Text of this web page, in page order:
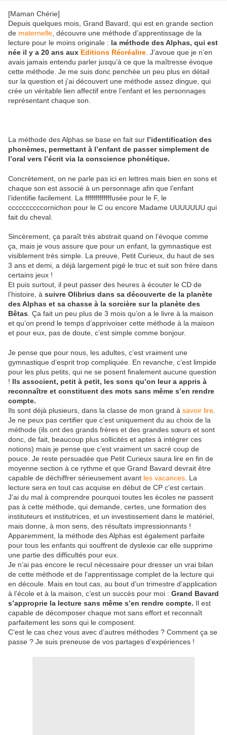
[Maman Chérie]
Depuis quelques mois, Grand Bavard, qui est en grande section
de maternelle , découvre une méthode d’apprentissage de la
lecture pour le moins originale : la méthode des Alphas, qui est
née il y a 20 ans aux Editions Récréalire . J’avoue que je n’en
avais jamais entendu parler jusqu’à ce que la maîtresse évoque
cette méthode. Je me suis donc penchée un peu plus en détail
sur la question et j’ai découvert une méthode assez dingue, qui
crée un véritable lien affectif entre l’enfant et les personnages
représentant chaque son.
La méthode des Alphas se base en fait sur l’identification des
phonèmes, permettant à l’enfant de passer simplement de
l’oral vers l’écrit via la conscience phonétique.
Concrètement, on ne parle pas ici en lettres mais bien en sons et
chaque son est associé à un personnage afin que l’enfant
l’identifie facilement. La fffffffffffffusée pour le F, le
ccccccccccornichon pour le C ou encore Madame UUUUUUU qui
fait du cheval.
Sincèrement, ça paraît très abstrait quand on l’évoque comme
ça, mais je vous assure que pour un enfant, la gymnastique est
visiblement très simple. La preuve, Petit Curieux, du haut de ses
3 ans et demi, a déjà largement pigé le truc et suit son frère dans
certains jeux !
Et puis surtout, il peut passer des heures à écouter le CD de
l’histoire, à suivre Olibrius dans sa découverte de la planète
des Alphas et sa chasse à la sorcière sur la planète des
Bêtas . Ça fait un peu plus de 3 mois qu’on a le livre à la maison
et qu’on prend le temps d’apprivoiser cette méthode à la maison
et pour eux, pas de doute, c’est simple comme bonjour.
Je pense que pour nous, les adultes, c’est vraiment une
gymnastique d’esprit trop compliquée. En revanche, c’est limpide
pour les plus petits, qui ne se posent finalement aucune question
! Ils associent, petit à petit, les sons qu’on leur a appris à
reconnaître et constituent des mots sans même s’en rendre
compte.
Ils sont déjà plusieurs, dans la classe de mon grand à savoir lire
Je ne peux pas certifier que c’est uniquement du au choix de la
méthode (ils ont des grands frères et des grandes sœurs et sont
donc, de fait, beaucoup plus sollicités et aptes à intégrer ces
notions) mais je pense que c’est vraiment un sacré coup de
pouce. Je reste persuadée que Petit Curieux saura lire en fin de
moyenne section à ce rythme et que Grand Bavard devrait être
capable de déchiffrer sérieusement avant les vacances . La
lecture sera en tout cas acquise en début de CP c’est certain.
J’ai du mal à comprendre pourquoi toutes les écoles ne passent
pas à cette méthode, qui demande, certes, une formation des
instituteurs et institutrices, et un investissement dans le matériel,
mais donne, à mon sens, des résultats impressionnants !
Apparemment, la méthode des Alphas est également parfaite
pour tous les enfants qui souffrent de dyslexie car elle supprime
une partie des difficultés pour eux.
Je n’ai pas encore le recul nécessaire pour dresser un vrai bilan
de cette méthode et de l’apprentissage complet de la lecture qui
en découle. Mais en tout cas, au bout d’un trimestre d’application
à l’école et à la maison, c’est un succès pour moi : Grand Bavard
s’approprie la lecture sans même s’en rendre compte. Il est
capable de décomposer chaque mot sans effort et reconnaît
parfaitement les sons qui le composent.
C’est le cas chez vous avec d’autres méthodes ? Comment ça se
passe ? Je suis preneuse de vos partages d’expériences !